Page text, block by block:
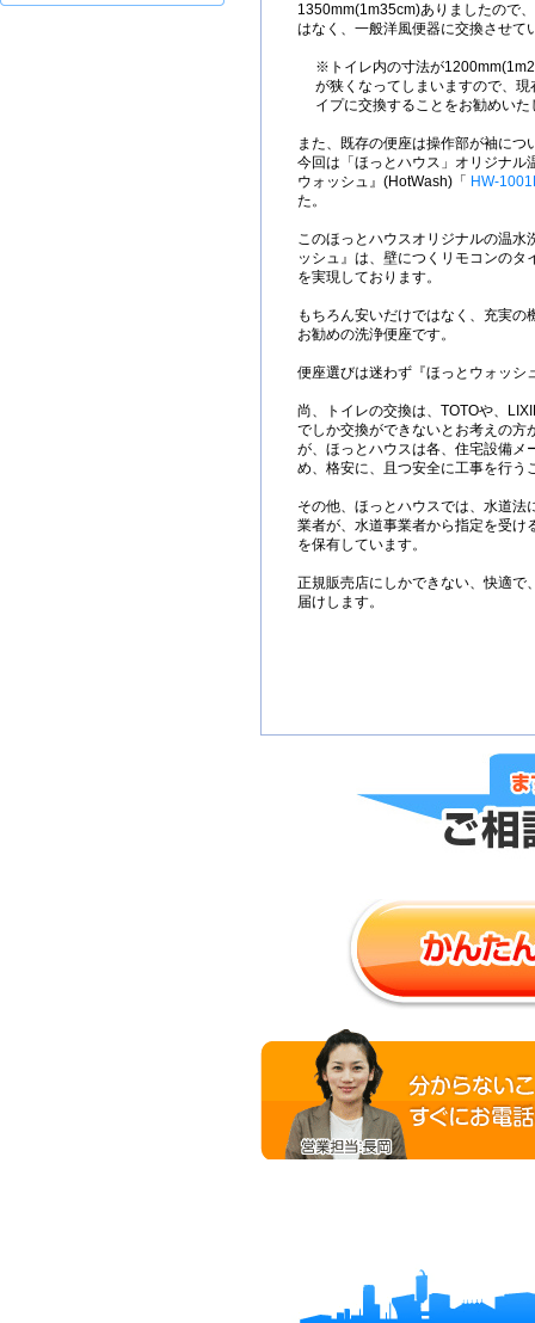
1350mm(1m35cm)ありましたので
はなく、一般洋風便器に交換させて
※トイレ内の寸法が
が狭くなってしまいますので、
イプに交換することをお勧めいた
また、既存の便座は操作部が袖につ
今回は「ほっとハウス」オリジナル
ウォッシュ』(HotWash)「
HW-
た。
このほっとハウスオリジナルの温水
ッシュ』は、壁につくリモコンのタ
を実現しております。
もちろん安いだけではなく、充実の
お勧めの洗浄便座です。
便座選びは迷わず『ほっとウォッシ
尚、トイレの交換は、TOTOや、
でしか交換ができないとお考えの方
が、ほっとハウスは各、住宅設備メ
め、格安に、且つ安全に工事を行う
その他、ほっとハウスでは、水道法
業者が、水道事業者から指定を受け
を保有しています。
正規販売店にしかできない、快適で
届けします。